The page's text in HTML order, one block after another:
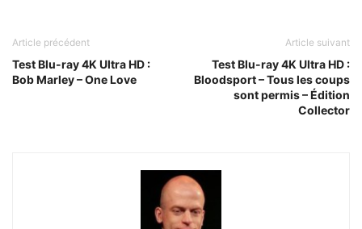
Article précédent
Test Blu-ray 4K Ultra HD :
Bob Marley – One Love
Article suivant
Test Blu-ray 4K Ultra HD :
Bloodsport – Tous les coups
sont permis – Édition
Collector